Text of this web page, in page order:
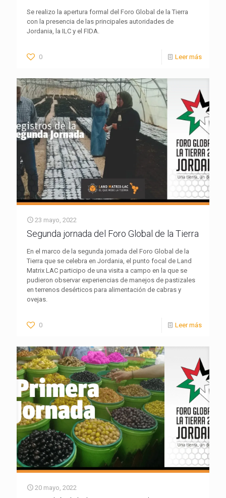
Se realizo la apertura formal del Foro Global de la Tierra
con la presencia de las principales autoridades de
Jordania, la ILC y el FIDA.
0 Leer más
23 mayo, 2022
Segunda jornada del Foro Global de la Tierra
En el marco de la segunda jornada del Foro Global de la
Tierra que se celebra en Jordania, el punto focal de Land
Matrix LAC participo de una visita a campo en la que se
pudieron observar experiencias de manejos de pastizales
en terrenos desérticos para alimentación de cabras y
ovejas.
0 Leer más
20 mayo, 2022